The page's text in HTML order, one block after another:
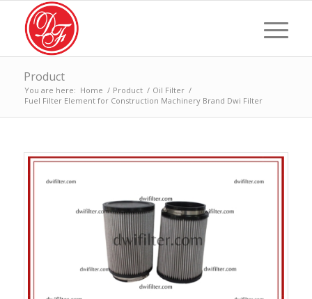
Product
You are here: Home / Product / Oil Filter /
Fuel Filter Element for Construction Machinery Brand Dwi Filter